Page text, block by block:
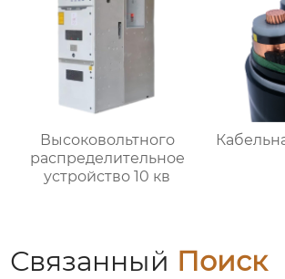
Высоковольтного
распределительное
устройство 10 кв
Связанный Поиск